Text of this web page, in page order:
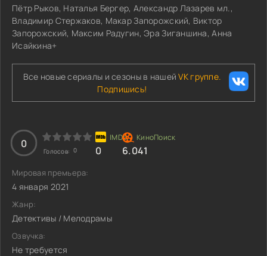
Пётр Рыков, Наталья Бергер, Александр Лазарев мл.,
Владимир Стержаков, Макар Запорожский, Виктор
Запорожский, Максим Радугин, Эра Зиганшина, Анна
Исайкина+
Все новые сериалы и сезоны в нашейVK группе.
Подпишись!
0
Голосов: 0 0 6.041
Мировая премьера:
4 января 2021
Жанр:
Детективы / Мелодрамы
Озвучка:
Не требуется